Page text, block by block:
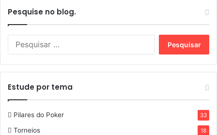
Pesquise no blog.
Estude por tema
Pilares do Poker 33
Torneios 18